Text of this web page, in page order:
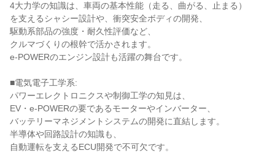
4大力学の知識は、車両の基本性能（走る、曲がる、止まる）
を支えるシャシー設計や、衝突安全ボディの開発、
駆動系部品の強度・耐久性評価など、
クルマづくりの根幹で活かされます。
e-POWERのエンジン設計も活躍の舞台です。
■電気電子工学系:
パワーエレクトロニクスや制御工学の知見は、
EV・e-POWERの要であるモーターやインバーター、
バッテリーマネジメントシステムの開発に直結します。
半導体や回路設計の知識も、
自動運転を支えるECU開発で不可欠です。